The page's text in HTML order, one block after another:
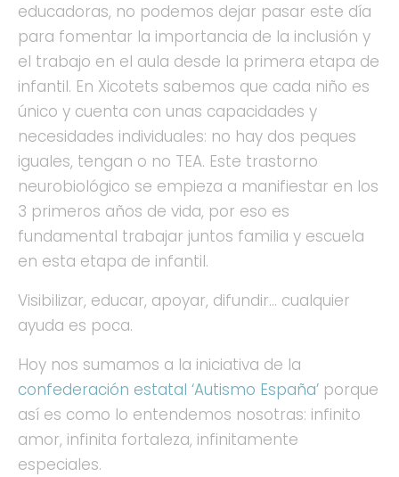
educadoras, no podemos dejar pasar este día
para fomentar la importancia de la inclusión y
el trabajo en el aula desde la primera etapa de
infantil. En Xicotets sabemos que cada niño es
único y cuenta con unas capacidades y
necesidades individuales: no hay dos peques
iguales, tengan o no TEA. Este trastorno
neurobiológico se empieza a manifiestar en los
3 primeros años de vida, por eso es
fundamental trabajar juntos familia y escuela
en esta etapa de infantil.
Visibilizar, educar, apoyar, difundir… cualquier
ayuda es poca.
Hoy nos sumamos a la iniciativa de la
confederación estatal ‘Autismo España’ porque
así es como lo entendemos nosotras: infinito
amor, infinita fortaleza, infinitamente
especiales.